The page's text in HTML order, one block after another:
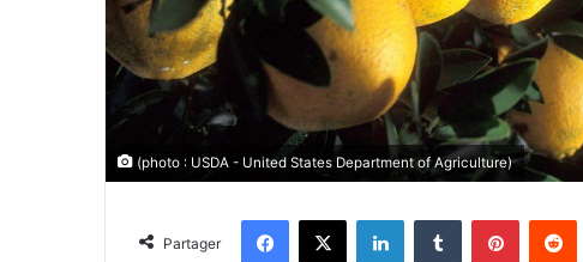
(photo : USDA - United States Department of Agriculture)
Partager